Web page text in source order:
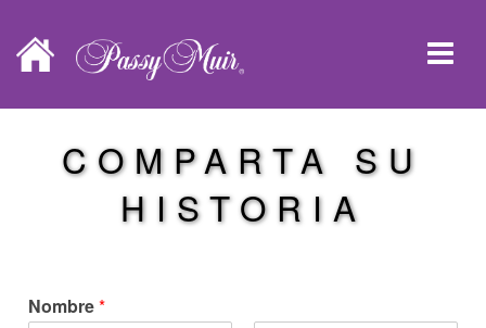
COMPARTA SU
HISTORIA
Nombre*